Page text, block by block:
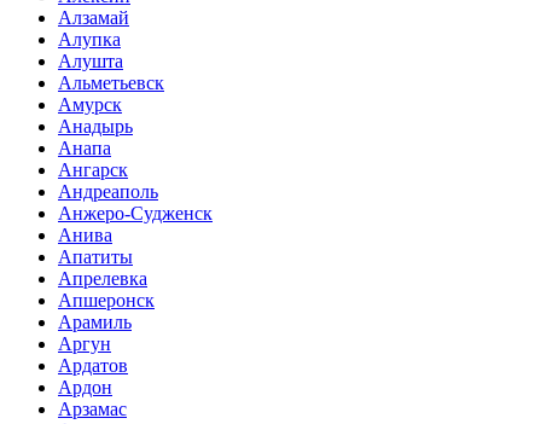
Алзамай
Алупка
Алушта
Альметьевск
Амурск
Анадырь
Анапа
Ангарск
Андреаполь
Анжеро-Судженск
Анива
Апатиты
Апрелевка
Апшеронск
Арамиль
Аргун
Ардатов
Ардон
Арзамас